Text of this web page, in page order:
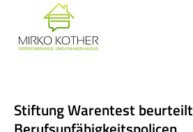
Stiftung Warentest beurteilt